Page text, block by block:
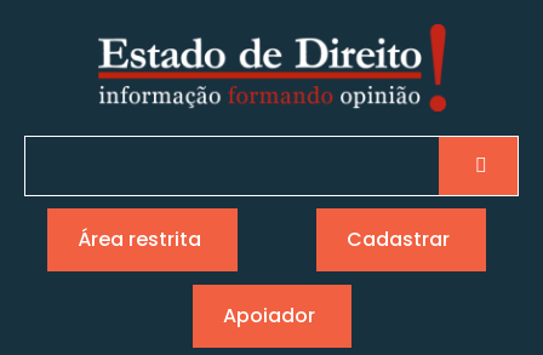
Área restrita Cadastrar
Apoiador